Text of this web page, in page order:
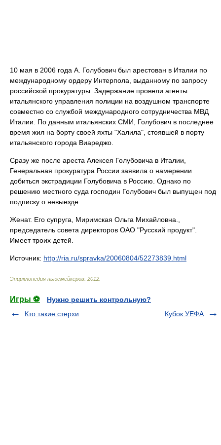
10 мая в 2006 года А. Голубович был арестован в Италии по
международному ордеру Интерпола, выданному по запросу
российской прокуратуры. Задержание провели агенты
итальянского управления полиции на воздушном транспорте
совместно со службой международного сотрудничества МВД
Италии. По данным итальянских СМИ, Голубович в последнее
время жил на борту своей яхты "Халила", стоявшей в порту
итальянского города Виареджо.
Сразу же после ареста Алексея Голубовича в Италии,
Генеральная прокуратура России заявила о намерении
добиться экстрадиции Голубовича в Россию. Однако по
решению местного суда господин Голубович был выпущен под
подписку о невыезде.
Женат. Его супруга, Миримская Ольга Михайловна.,
председатель совета директоров ОАО "Русский продукт".
Имеет троих детей.
Источник: http://ria.ru/spravka/20060804/52273839.html
Энциклопедия ньюсмейкеров 2012
Игры ⚽
Нужно решить контрольную?
Кто такие стерхи
Кубок УЕФА